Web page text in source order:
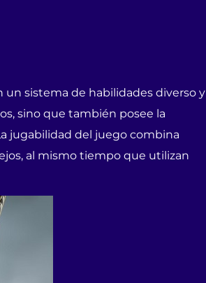
un sistema de habilidades diverso y
sino que también posee la
jugabilidad del juego combina
al mismo tiempo que utilizan